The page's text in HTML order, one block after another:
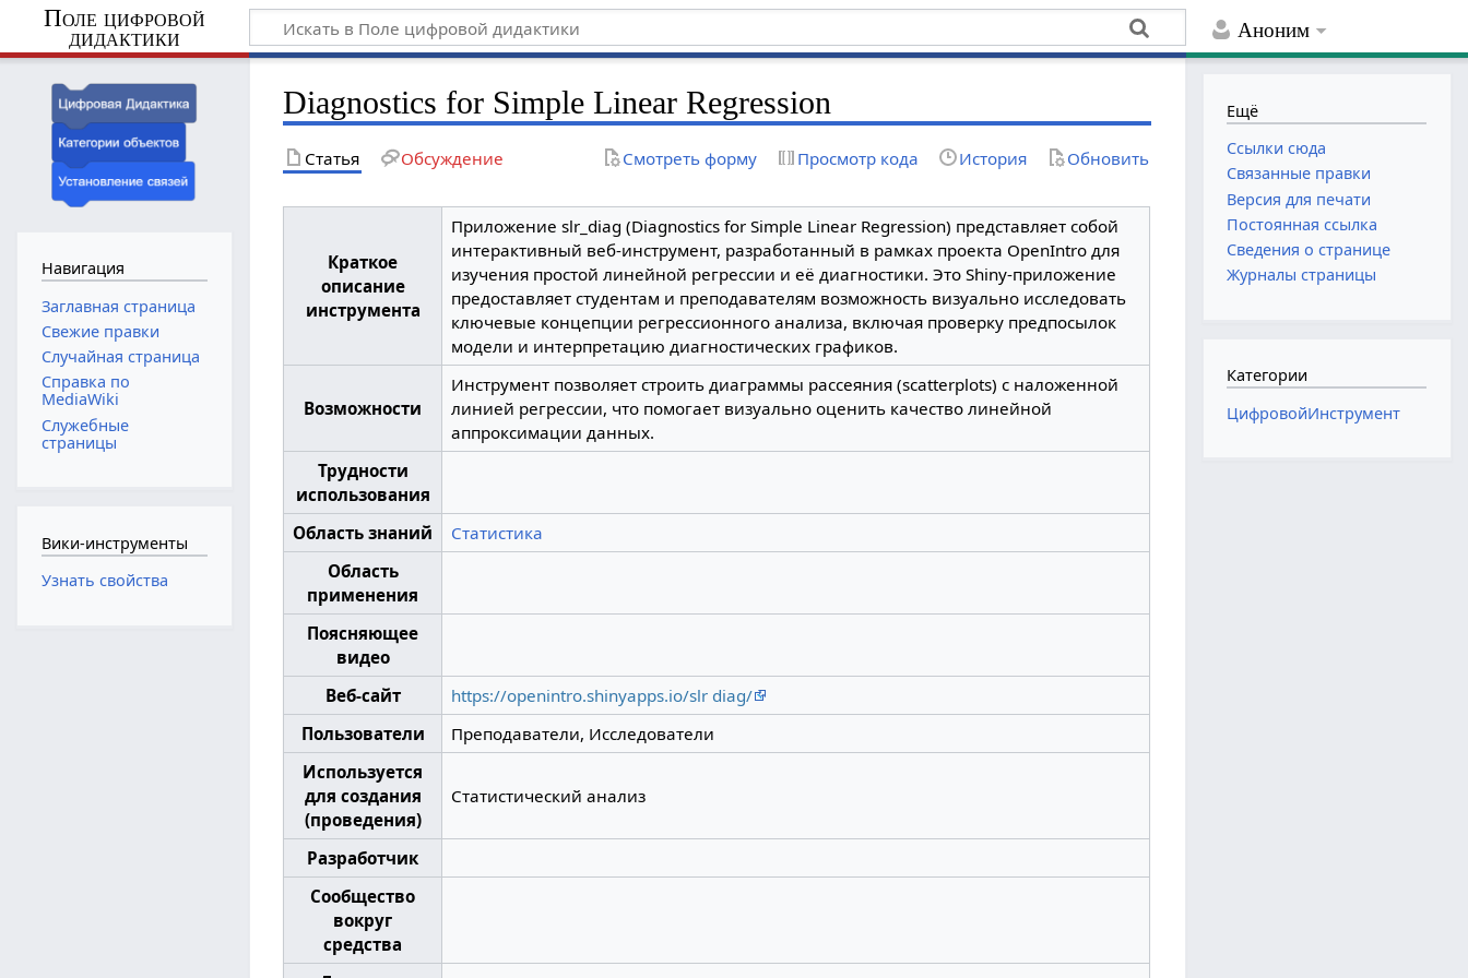
Аноним
Поле цифровой
дидактики
Diagnostics for Simple Linear Regression
Статья Обсуждение Смотреть форму Просмотр кода История Обновить
Краткое
описание
инструмента
Приложение slr_diag (Diagnostics for Simple Linear Regression) представляет собой
интерактивный веб-инструмент, разработанный в рамках проекта OpenIntro для
изучения простой линейной регрессии и её диагностики. Это Shiny-приложение
предоставляет студентам и преподавателям возможность визуально исследовать
ключевые концепции регрессионного анализа, включая проверку предпосылок
модели и интерпретацию диагностических графиков.
Возможности
Инструмент позволяет строить диаграммы рассеяния (scatterplots) с наложенной
линией регрессии, что помогает визуально оценить качество линейной
аппроксимации данных.
Трудности
использования
Область знаний
Статистика
Область
применения
Поясняющее
видео
Веб-сайт
https://openintro.shinyapps.io/slr diag/
Пользователи
Преподаватели, Исследователи
Используется
для создания
(проведения)
Статистический анализ
Разработчик
Сообщество
вокруг
средства
Навигация
Заглавная страница
Свежие правки
Случайная страница
Справка по
MediaWiki
Служебные
страницы
Вики-инструменты
Узнать свойства
Ещё
Ссылки сюда
Связанные правки
Версия для печати
Постоянная ссылка
Сведения о странице
Журналы страницы
Категории
ЦифровойИнструмент